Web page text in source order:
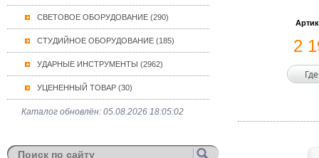
СВЕТОВОЕ ОБОРУДОВАНИЕ (290)
СТУДИЙНОЕ ОБОРУДОВАНИЕ (185)
УДАРНЫЕ ИНСТРУМЕНТЫ (2962)
УЦЕНЕННЫЙ ТОВАР (30)
Каталог обновлён: 05.08.2026 18:05:02
2